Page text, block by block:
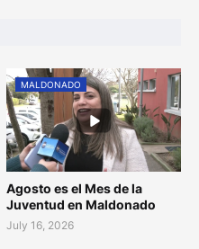
MALDONADO
Agosto es el Mes de la
Juventud en Maldonado
July 16, 2026